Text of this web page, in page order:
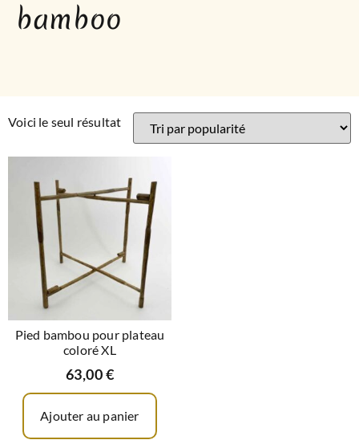
bamboo
Voici le seul résultat
Pied bambou pour plateau
coloré XL
63,00€
Ajouter au panier